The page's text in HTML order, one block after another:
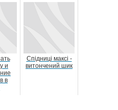
и
в
Спідниці максі -
витончений шик